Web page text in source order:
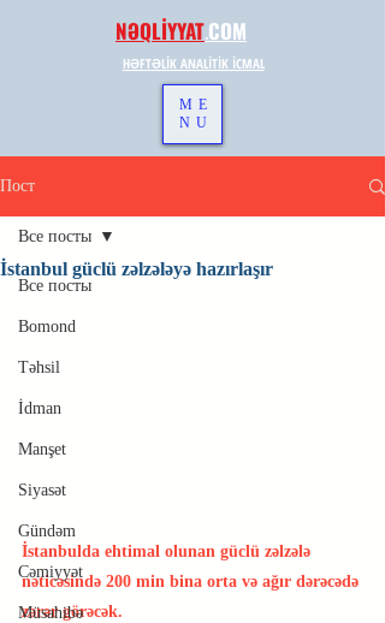
NƏQLİYYAT.COM
HƏFTƏLİK ANALİTİK İCMAL
ME
NU
Пост
Все посты
Bomond
Təhsil
İdman
Manşet
Siyasət
Gündəm
Cəmiyyət
Müsahibə
Все посты
İstanbul güclü zəlzələyə hazırlaşır
İstanbulda ehtimal olunan güclü zəlzələ
nəticəsində 200 min bina orta və ağır dərəcədə
zərər görəcək.